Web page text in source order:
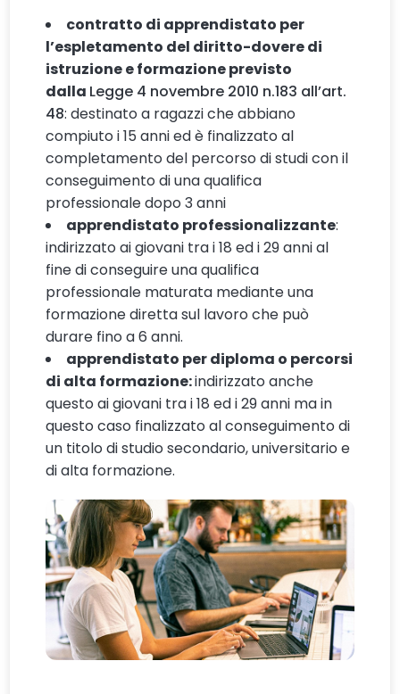
contratto di apprendistato per
l’espletamento del diritto-dovere di
istruzione e formazione previsto
dalla Legge 4 novembre 2010 n.183 all’art.
48: destinato a ragazzi che abbiano
compiuto i 15 anni ed è finalizzato al
completamento del percorso di studi con il
conseguimento di una qualifica
professionale dopo 3 anni
apprendistato professionalizzante:
indirizzato ai giovani tra i 18 ed i 29 anni al
fine di conseguire una qualifica
professionale maturata mediante una
formazione diretta sul lavoro che può
durare fino a 6 anni.
apprendistato per diploma o percorsi
di alta formazione:indirizzato anche
questo ai giovani tra i 18 ed i 29 anni ma in
questo caso finalizzato al conseguimento di
un titolo di studio secondario, universitario e
di alta formazione.